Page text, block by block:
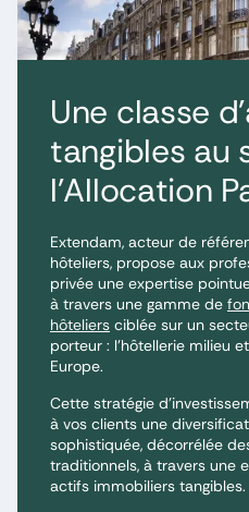
Une classe
tangibles au
l’Allocation
Extendam, acteur de
hôteliers, propose aux
privée une expertise
à travers une gamme de
hôteliers ciblée sur un
porteur : l’hôtellerie milieu
Europe.
Cette stratégie
à vos clients une
sophistiquée, décorrélée
traditionnels, à travers une
actifs immobiliers tangibles.